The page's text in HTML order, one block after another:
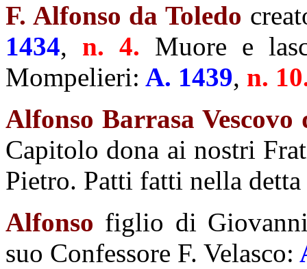
F. Alfonso da Toledo
1434, n. 4. Muore e
Mompelieri: A. 1439, n.
Alfonso Barrasa Vescovo
Capitolo dona ai nostri
Pietro. Patti fatti nella
Alfonso figlio di
suo Confessore F. Velasco: